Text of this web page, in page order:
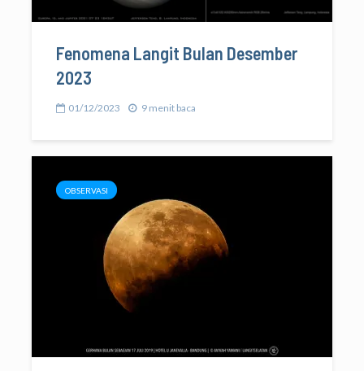
Fenomena Langit Bulan Desember
2023
01/12/2023 9 menit baca
OBSERVASI